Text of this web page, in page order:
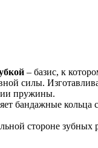
– базис, к
силы.
пружины.
бандажные кольца
стороне зубных